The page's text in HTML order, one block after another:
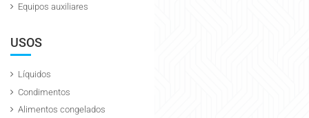
Equipos auxiliares
USOS
Líquidos
Condimentos
Alimentos congelados